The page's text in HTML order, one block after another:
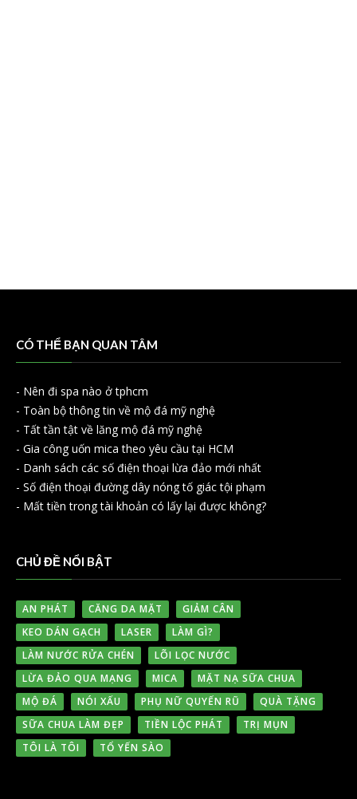
CÓ THỂ BẠN QUAN TÂM
- Nên đi spa nào ở tphcm
- Toàn bộ thông tin về mộ đá mỹ nghệ
- Tất tần tật về lăng mộ đá mỹ nghệ
- Gia công uốn mica theo yêu cầu tại HCM
- Danh sách các số điện thoại lừa đảo mới nhất
- Số điện thoại đường dây nóng tố giác tội phạm
- Mất tiền trong tài khoản có lấy lại được không?
CHỦ ĐỀ NỔI BẬT
AN PHÁT CĂNG DA MẶT
GIẢM CÂN
KEO DÁN GẠCH
LASER
LÀM GÌ?
LÀM NƯỚC RỬA CHÉN
LÕI LỌC NƯỚC
LỪA ĐẢO QUA MẠNG
MICA
MẶT NẠ SỮA CHUA
MỘ ĐÁ
NÓI XẤU PHỤ NỮ QUYẾN RŨ
QUÀ TẶNG
SỮA CHUA LÀM ĐẸP
TIỀN LỘC PHÁT
TRỊ MỤN
TÔI LÀ TÔI
TỔ YẾN SÀO